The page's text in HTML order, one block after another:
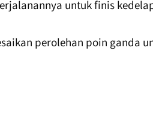
untuk finis
perolehan poin ganda